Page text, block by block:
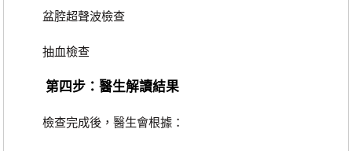
盆腔超聲波檢查
抽血檢查
第四步：醫生解讀結果
檢查完成後，醫生會根據：